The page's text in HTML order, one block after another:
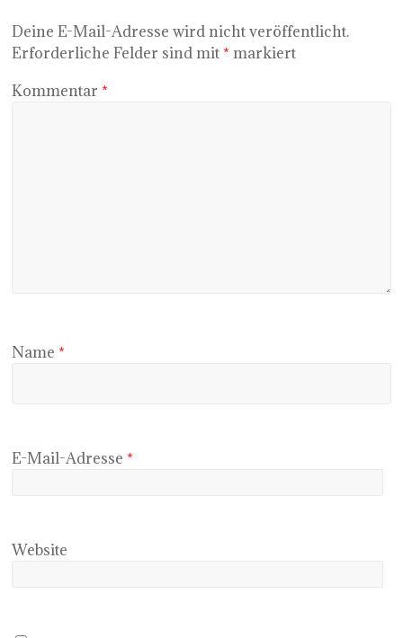
Deine E-Mail-Adresse wird nicht veröffentlicht.
Erforderliche Felder sind mit * markiert
Kommentar *
Name *
E-Mail-Adresse *
Website